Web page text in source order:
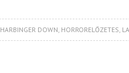
HARBINGER DOWN, HORRORELŐZETES,